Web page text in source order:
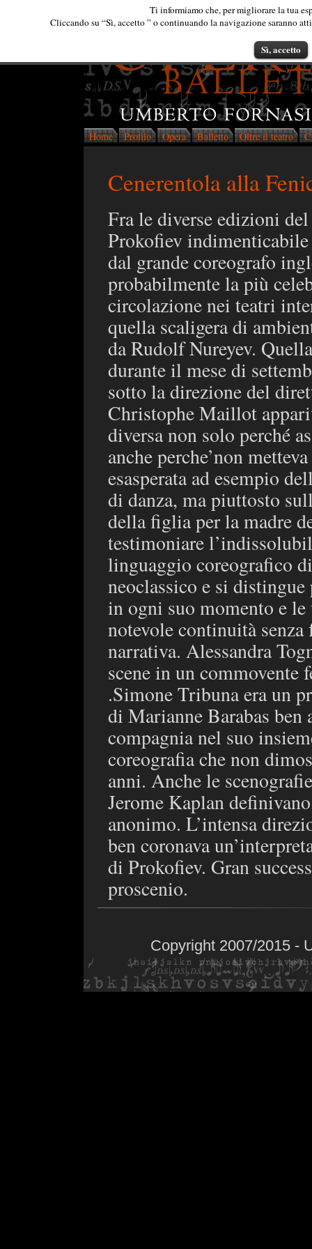
Ti informiamo che, per migliorare la tua
Cliccando su “Sì, accetto ” o continuando la navigazione saranno
Sì, accetto
Home Profilo Opera Balletto Oltre il teatro
Cenerentola alla
Fra le diverse edizioni
Prokofiev
dal grande coreografo
probabilmente la più
circolazione nei teatri
quella scaligera di
da Rudolf Nureyev.
durante il mese di
sotto la direzione del
Christophe Maillot
diversa non solo perché
anche perche’non
esasperata ad esempio
di danza, ma piuttosto
della figlia per la madre
testimoniare
linguaggio coreografico
neoclassico e si
in ogni suo momento e le
notevole continuità senza
narrativa. Alessandra
scene in un commovente
.Simone Tribuna era un
di Marianne Barabas
compagnia nel suo
coreografia che non
anni. Anche le
Jerome Kaplan
anonimo. L’intensa
ben coronava
di Prokofiev. Gran
proscenio.
Copyright 2007/2015 -